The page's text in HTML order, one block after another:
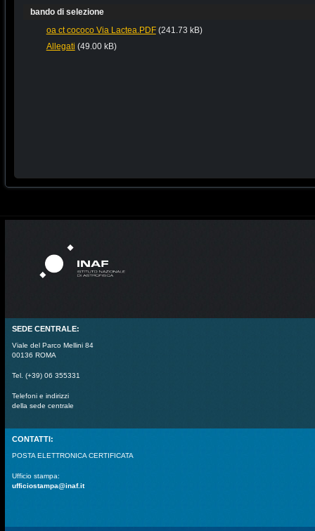
bando di selezione
oa ct cococo Via Lactea.PDF (241.73 kB)
Allegati (49.00 kB)
SEDE CENTRALE:
Viale del Parco Mellini 84
00136 ROMA
Tel. (+39) 06 355331
Telefoni e indirizzi
della sede centrale
CONTATTI:
POSTA ELETTRONICA CERTIFICATA
Ufficio stampa:
ufficiostampa@inaf.it